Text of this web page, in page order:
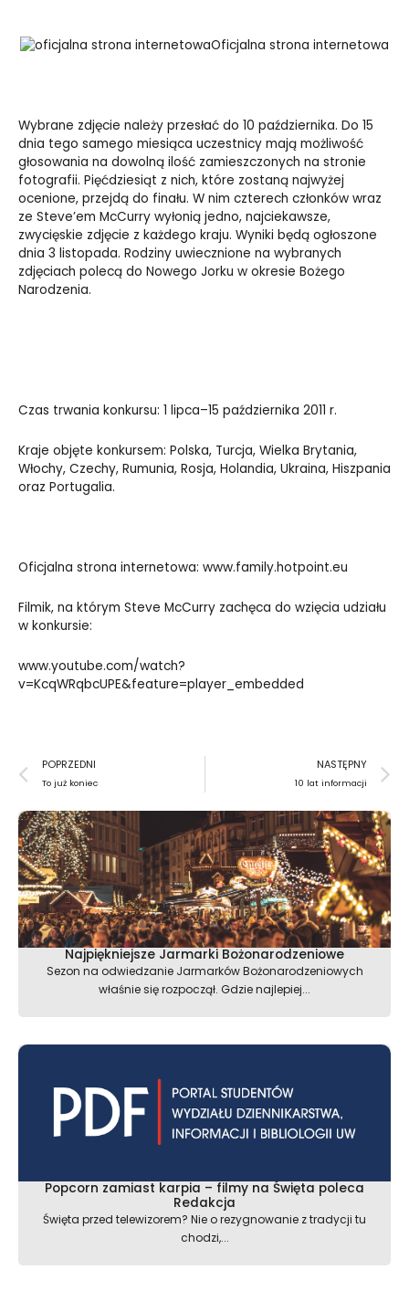
Oficjalna strona internetowa
Wybrane zdjęcie należy przesłać do 10 października. Do 15
dnia tego samego miesiąca uczestnicy mają możliwość
głosowania na dowolną ilość zamieszczonych na stronie
fotografii. Pięćdziesiąt z nich, które zostaną najwyżej
ocenione, przejdą do finału. W nim czterech członków wraz
ze Steve’em McCurry wyłonią jedno, najciekawsze,
zwycięskie zdjęcie z każdego kraju. Wyniki będą ogłoszone
dnia 3 listopada. Rodziny uwiecznione na wybranych
zdjęciach polecą do Nowego Jorku w okresie Bożego
Narodzenia.
Czas trwania konkursu: 1 lipca–15 października 2011 r.
Kraje objęte konkursem: Polska, Turcja, Wielka Brytania,
Włochy, Czechy, Rumunia, Rosja, Holandia, Ukraina, Hiszpania
oraz Portugalia.
Oficjalna strona internetowa: www.family.hotpoint.eu
Filmik, na którym Steve McCurry zachęca do wzięcia udziału
w konkursie:
www.youtube.com/watch?
v=KcqWRqbcUPE&feature=player_embedded
Prev
POPRZEDNI
To już koniec
NASTĘPNY
10 lat informacji
Najpiękniejsze Jarmarki Bożonarodzeniowe
Sezon na odwiedzanie Jarmarków Bożonarodzeniowych
właśnie się rozpoczął. Gdzie najlepiej...
Popcorn zamiast karpia – filmy na Święta poleca
Redakcja
Święta przed telewizorem? Nie o rezygnowanie z tradycji tu
chodzi,...